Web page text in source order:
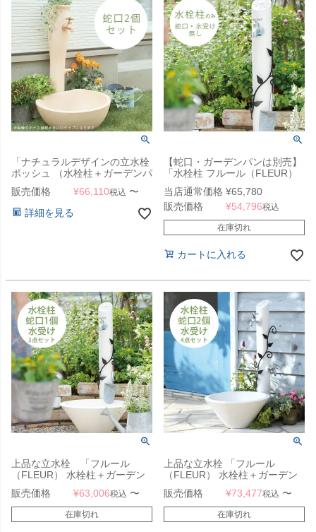
「ナチュラルデザインの立水栓
ポッシュ （水栓柱＋ガーデンパ
ン＋蛇口2個セット）」
販売価格 ¥66,110税込 〜
詳細を見る
【蛇口・ガーデンパンは別売】
「水栓柱 フルール（FLEUR）
単品」
当店通常価格 ¥65,780
販売価格
¥54,796税込
在庫切れ
カートに入れる
上品な立水栓 「フルール
（FLEUR） 水栓柱＋ガーデン
パン＋蛇口1個セット」
販売価格 ¥63,006税込 〜
在庫切れ
上品な立水栓 「フルール
（FLEUR） 水栓柱＋ガーデン
パン＋蛇口2個セット」
販売価格 ¥73,477税込 〜
在庫切れ